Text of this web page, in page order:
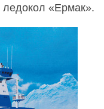
ледокол «Ермак».